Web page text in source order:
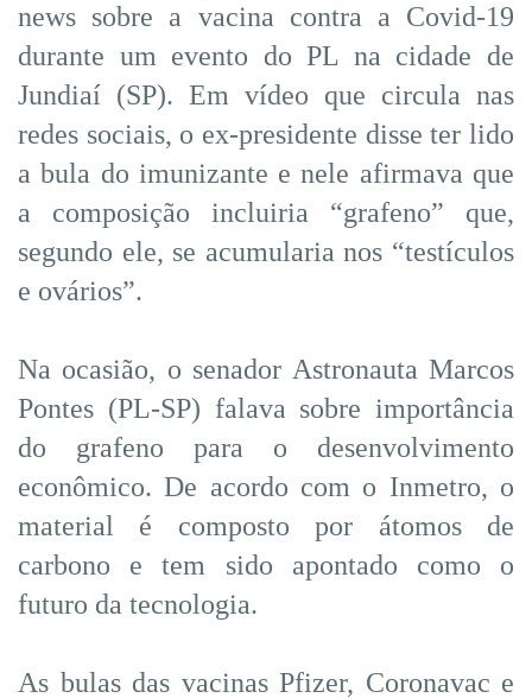
news sobre a vacina contra a Covid-19
durante um evento do PL na cidade de
Jundiaí (SP). Em vídeo que circula nas
redes sociais, o ex-presidente disse ter lido
a bula do imunizante e nele afirmava que
a composição incluiria “grafeno” que,
segundo ele, se acumularia nos “testículos
e ovários”.
Na ocasião, o senador Astronauta Marcos
Pontes (PL-SP) falava sobre importância
do grafeno para o desenvolvimento
econômico. De acordo com o Inmetro, o
material é composto por átomos de
carbono e tem sido apontado como o
futuro da tecnologia.
As bulas das vacinas Pfizer, Coronavac e